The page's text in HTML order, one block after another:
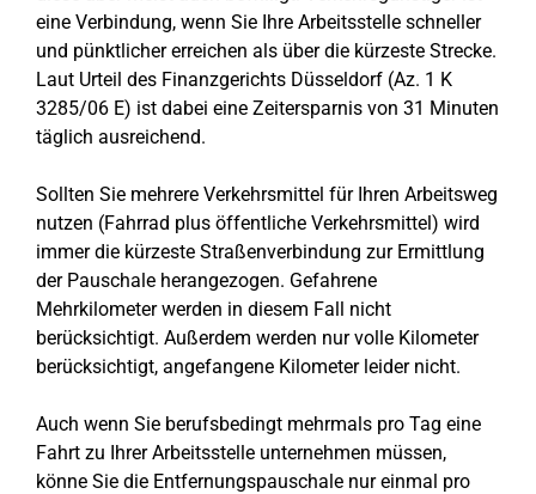
eine Verbindung, wenn Sie Ihre Arbeitsstelle schneller
und pünktlicher erreichen als über die kürzeste Strecke.
Laut Urteil des Finanzgerichts Düsseldorf (Az. 1 K
3285/06 E) ist dabei eine Zeitersparnis von 31 Minuten
täglich ausreichend.
Sollten Sie mehrere Verkehrsmittel für Ihren Arbeitsweg
nutzen (Fahrrad plus öffentliche Verkehrsmittel) wird
immer die kürzeste Straßenverbindung zur Ermittlung
der Pauschale herangezogen. Gefahrene
Mehrkilometer werden in diesem Fall nicht
berücksichtigt. Außerdem werden nur volle Kilometer
berücksichtigt, angefangene Kilometer leider nicht.
Auch wenn Sie berufsbedingt mehrmals pro Tag eine
Fahrt zu Ihrer Arbeitsstelle unternehmen müssen,
könne Sie die Entfernungspauschale nur einmal pro